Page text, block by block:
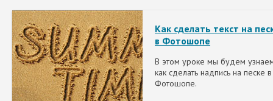
Как сделать текст на
в Фотошопе
В этом уроке мы будем
как сделать надпись на песке в
Фотошопе.